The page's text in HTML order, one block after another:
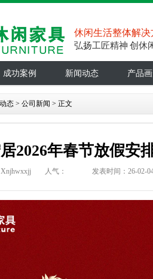
休闲生活整体解决
弘扬工匠精神 创休
成功案例 新闻动态 产品
态 > 公司新闻 > 正文
2026年春节放假安
人气： 发表时间：26-02-